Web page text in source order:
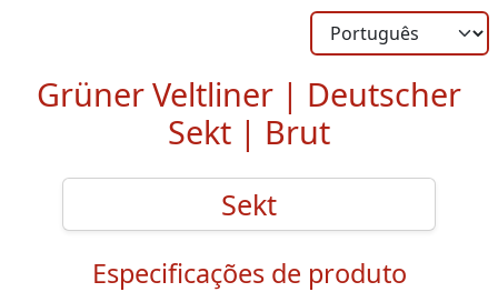
Grüner Veltliner | Deutscher
Sekt | Brut
Sekt
Especificações de produto